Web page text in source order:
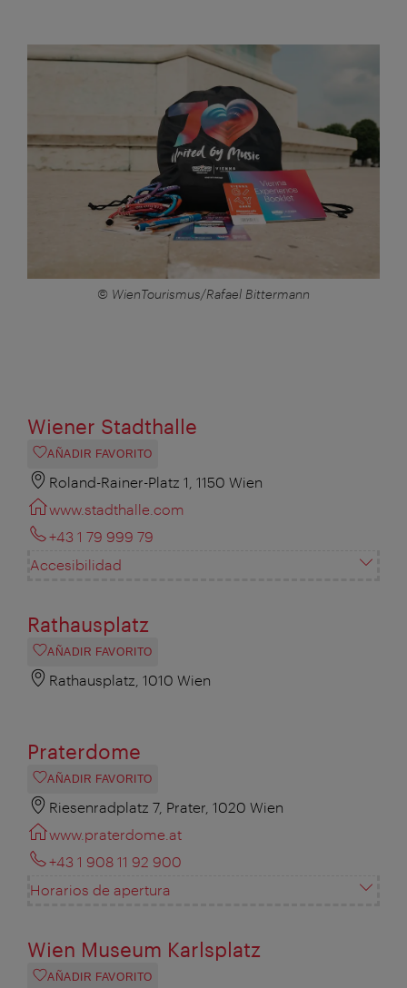
© WienTourismus/Rafael Bittermann
Wiener Stadthalle
AÑADIR FAVORITO
Roland-Rainer-Platz 1, 1150 Wien
www.stadthalle.com
+43 1 79 999 79
Accesibilidad
Rathausplatz
AÑADIR FAVORITO
Rathausplatz, 1010 Wien
Praterdome
AÑADIR FAVORITO
Riesenradplatz 7, Prater, 1020 Wien
www.praterdome.at
+43 1 908 11 92 900
Horarios de apertura
Wien Museum Karlsplatz
AÑADIR FAVORITO